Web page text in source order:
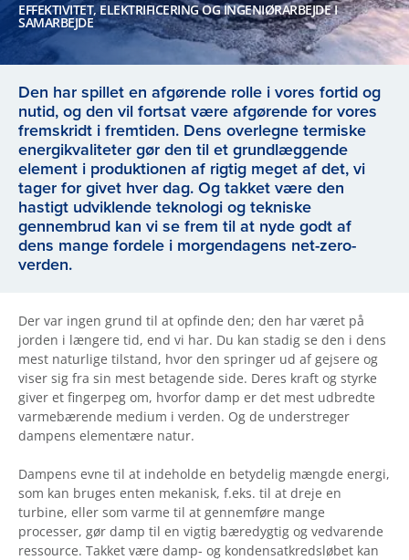
EFFEKTIVITET, ELEKTRIFICERING OG INGENIØRARBEJDE I
SAMARBEJDE
Den har spillet en afgørende rolle i vores fortid og
nutid, og den vil fortsat være afgørende for vores
fremskridt i fremtiden. Dens overlegne termiske
energikvaliteter gør den til et grundlæggende
element i produktionen af rigtig meget af det, vi
tager for givet hver dag. Og takket være den
hastigt udviklende teknologi og tekniske
gennembrud kan vi se frem til at nyde godt af
dens mange fordele i morgendagens net-zero-
verden.
Der var ingen grund til at opfinde den; den har været på
jorden i længere tid, end vi har. Du kan stadig se den i dens
mest naturlige tilstand, hvor den springer ud af gejsere og
viser sig fra sin mest betagende side. Deres kraft og styrke
giver et fingerpeg om, hvorfor damp er det mest udbredte
varmebærende medium i verden. Og de understreger
dampens elementære natur.
Dampens evne til at indeholde en betydelig mængde energi,
som kan bruges enten mekanisk, f.eks. til at dreje en
turbine, eller som varme til at gennemføre mange
processer, gør damp til en vigtig bæredygtig og vedvarende
ressource. Takket være damp- og kondensatkredsløbet kan